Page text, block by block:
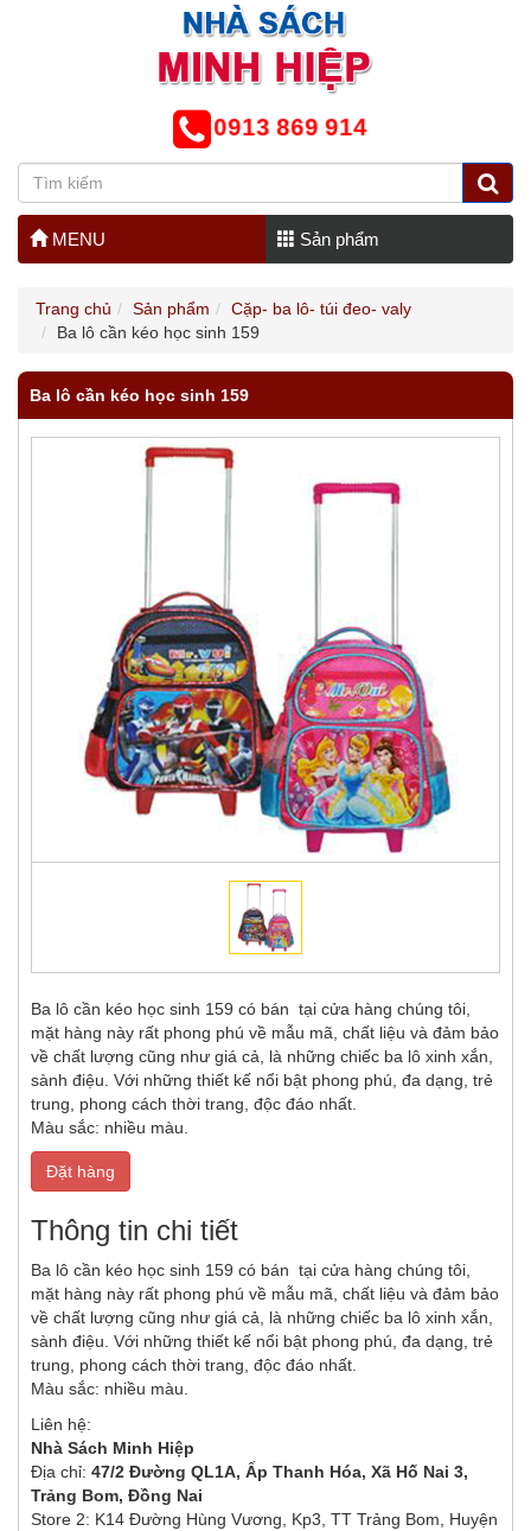
0913 869 914
MENU Sản phẩm
Trang chủ Sản phẩm
Cặp- ba lô- túi đeo- valy
Ba lô cần kéo học sinh 159
Ba lô cần kéo học sinh 159
Ba lô cần kéo học sinh 159 có bán tại cửa hàng chúng tôi,
mặt hàng này rất phong phú về mẫu mã, chất liệu và đảm bảo
về chất lượng cũng như giá cả, là những chiếc ba lô xinh xắn,
sành điệu. Với những thiết kế nổi bật phong phú, đa dạng, trẻ
trung, phong cách thời trang, độc đáo nhất.
Màu sắc: nhiều màu.
Đặt hàng
Thông tin chi tiết
Ba lô cần kéo học sinh 159 có bán tại cửa hàng chúng tôi,
mặt hàng này rất phong phú về mẫu mã, chất liệu và đảm bảo
về chất lượng cũng như giá cả, là những chiếc ba lô xinh xắn,
sành điệu. Với những thiết kế nổi bật phong phú, đa dạng, trẻ
trung, phong cách thời trang, độc đáo nhất.
Màu sắc: nhiều màu.
Liên hệ:
Nhà Sách Minh Hiệp
Địa chỉ: 47/2 Đường QL1A, Ấp Thanh Hóa, Xã Hố Nai 3,
Trảng Bom, Đồng Nai
Store 2: K14 Đường Hùng Vương, Kp3, TT Trảng Bom, Huyện